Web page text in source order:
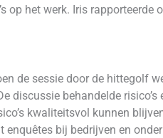
op het werk. Iris rapporteerde
de sessie door de hittegolf
discussie behandelde risico’s
kwaliteitsvol kunnen
enquêtes bij bedrijven en